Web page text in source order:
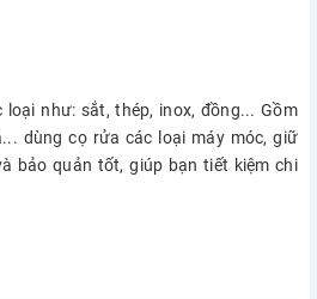
loại như: sắt, thép, inox, đồng... Gồm
dùng cọ rửa các loại máy móc, giữ
bảo quản tốt, giúp bạn tiết kiệm chi